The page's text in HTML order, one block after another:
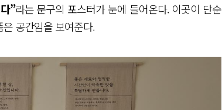
”라는 문구의 포스터가 눈에 들어온다. 이곳이 단순
은 공간임을 보여준다.